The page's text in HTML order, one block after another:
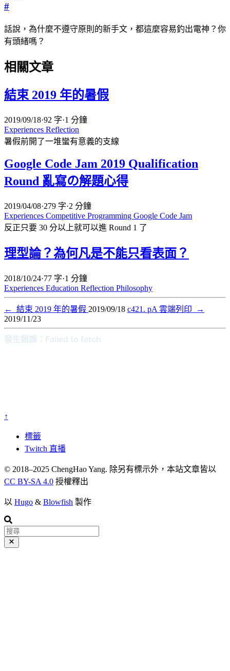
#
話說，為什麼不遵守原則的新手文，都這麼容易釣出電神？你
有頭緒嗎？
相關文章
結束 2019 年的暑假
2019/09/18·92 字·1 分鐘
Experiences Reflection
暑假前開了一堆蠻有意義的支線
Google Code Jam 2019 Qualification
Round 亂寫の解題心得
2019/04/08·279 字·2 分鐘
Experiences Competitive Programming Google Code Jam
反正只要 30 分以上就可以進 Round 1 了
理型論？為何凡是不能只看表面？
2018/10/24·77 字·1 分鐘
Experiences Education Reflection Philosophy
← 結束 2019 年的暑假 2019/09/18 c421. pA 雲端列印
→
2019/11/23
↑
標籤
Twitch 直播
© 2018–2025 ChengHao Yang. 除另有標示外，本站文章皆以
CC BY-SA 4.0 授權釋出
以 Hugo & Blowfish 製作